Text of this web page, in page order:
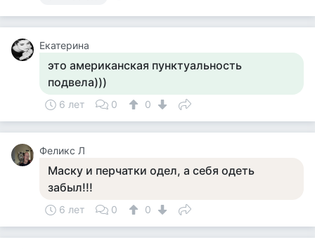
Екатерина
это американская пунктуальность
подвела)))
6 лет 0 0
Феликс Л
Маску и перчатки одел, а себя одеть
забыл!!!
6 лет 0 0